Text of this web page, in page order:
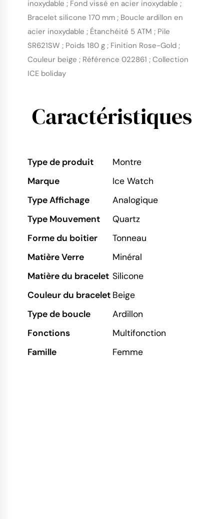
inoxydable ; Fond vissé en acier inoxydable ;
Bracelet silicone 170 mm ; Boucle ardillon en
acier inoxydable ; Étanchéité 5 ATM ; Pile
SR621SW ; Poids 180 g ; Finition Rose-Gold ;
Couleur beige ; Référence 022861 ; Collection
ICE boliday
Caractéristiques
Type de produit
Montre
Marque
Ice Watch
Type Affichage
Analogique
Type Mouvement
Quartz
Forme du boitier
Tonneau
Matière Verre
Minéral
Matière du bracelet Silicone
Couleur du bracelet Beige
Type de boucle
Ardillon
Fonctions
Multifonction
Famille
Femme